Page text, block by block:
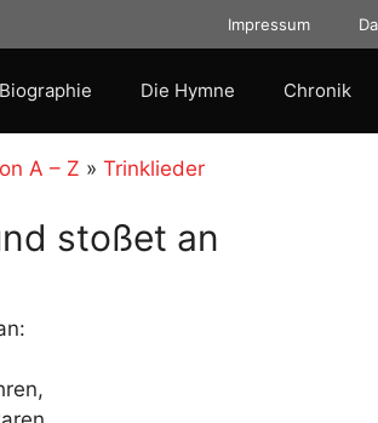
Impressum
Biographie Die Hymne Chronik
A – Z » Trinklieder
stoßet an